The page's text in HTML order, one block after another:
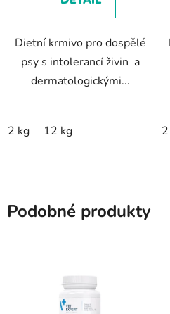
Dietní krmivo pro dospělé
psy s intolerancí živin a
dermatologickými...
2 kg 12 kg
Podobné produkty